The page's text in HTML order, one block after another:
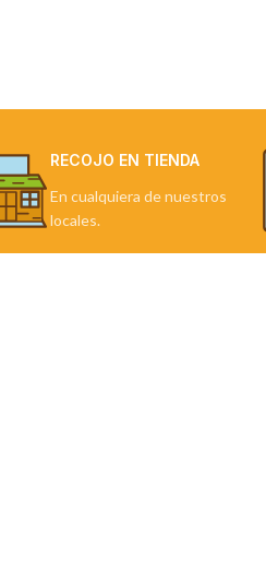
RECOJO EN TIENDA
En cualquiera de nuestros
locales.